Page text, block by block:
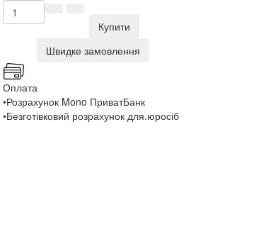
Купити
Швидке замовлення
Оплата
•Розрахунок Mono ПриватБанк
•Безготівковий розрахунок для.юросіб